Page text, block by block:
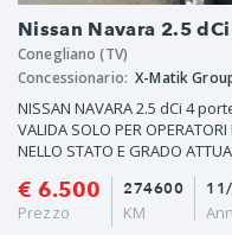
Nissan Navara 2.5
Conegliano (TV)
Concessionario: X-Matik
NISSAN NAVARA 2.5 dCi 4
VALIDA SOLO PER
NELLO STATO E GRADO
€ 6.500
Prezzo
274600
KM